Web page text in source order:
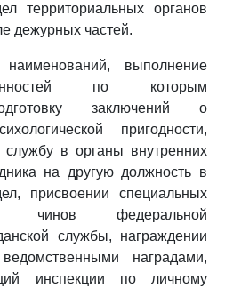
территориальных органов
дежурных частей.
выполнение
по которым
заключений о
пригодности,
в органы внутренних
на другую должность в
присвоении специальных
чинов федеральной
службы, награждении
наградами,
инспекции по личному